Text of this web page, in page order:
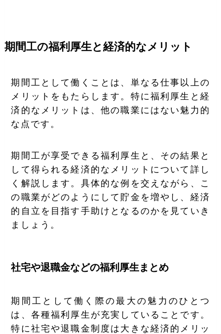
期間工の福利厚生と経済的なメリット
期間工として働くことは、単なる仕事以上の
メリットをもたらします。特に福利厚生と経
済的なメリットは、他の職業にはない魅力的
な点です。
期間工が享受できる福利厚生と、その結果と
して得られる経済的なメリットについて詳し
く解説します。具体的な例を交えながら、こ
の職業がどのようにして貯金を増やし、経済
的自立を目指す手助けとなるのかを見ていき
ましょう。
社宅や退職金などの福利厚生まとめ
期間工として働く際の最大の魅力のひとつ
は、各種福利厚生が充実していることです。
特に社宅や退職金制度は大きな経済的メリッ